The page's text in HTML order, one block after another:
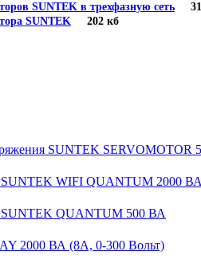
SUNTEK в трехфазную сеть
SUNTEK 202 кб
SUNTEK SERVOMOTOR
SUNTEK WIFI QUANTUM 2000 ВА
SUNTEK QUANTUM 500 ВА
2000 ВА (8А, 0-300 Вольт)